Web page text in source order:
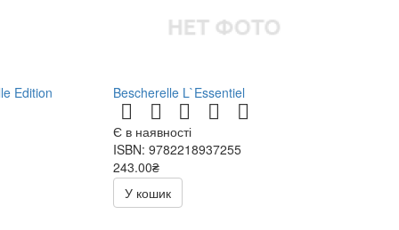
Edition Bescherelle L`Essentiel
Є в наявності
ISBN: 9782218937255
243.00₴
486.00₴
У кошик